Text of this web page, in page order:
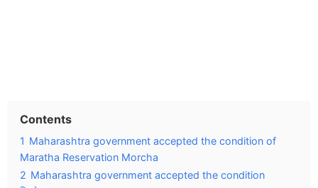
Contents
1 Maharashtra government accepted the condition of
Maratha Reservation Morcha
2 Maharashtra government accepted the condition